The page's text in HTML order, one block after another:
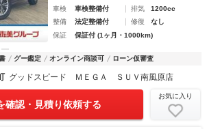
車検
車検整備付 排気
1200cc
整備
法定整備付 修復
なし
保証
保証付 (1ヶ月・1000km)
グー鑑定 オンライン商談可 ローン仮審査
グッドスピード ＭＥＧＡ ＳＵＶ南風原店
確認・見積り依頼する
お気に入り